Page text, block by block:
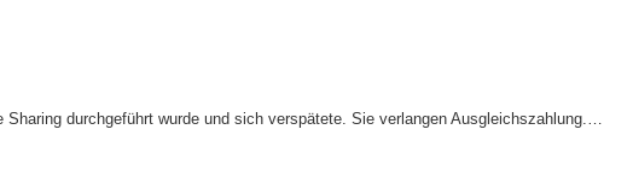
durchgeführt wurde und sich verspätete. Sie verlangen Ausgleichszahlung.…